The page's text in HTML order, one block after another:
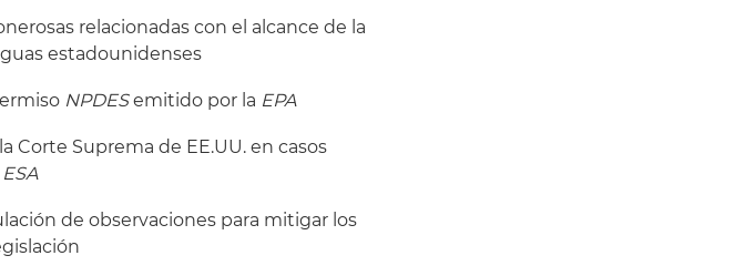
relacionadas con el alcance de la
estadounidenses
NPDESemitido por la EPA
Corte Suprema de EE.UU. en casos
ESA
de observaciones para mitigar los